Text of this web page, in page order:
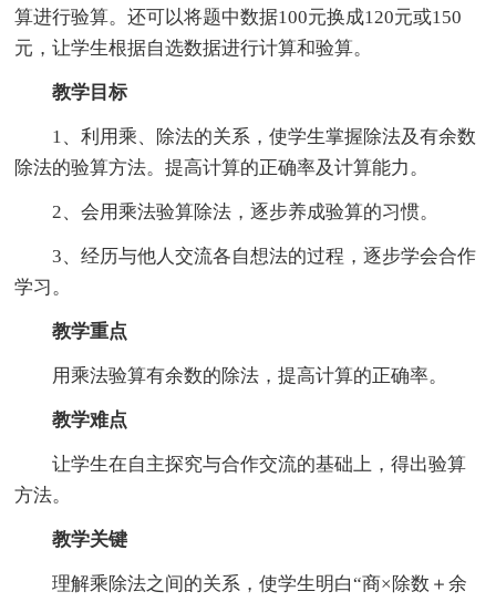
算进行验算。还可以将题中数据100元换成120元或150
元，让学生根据自选数据进行计算和验算。
教学目标
1、利用乘、除法的关系，使学生掌握除法及有余数
除法的验算方法。提高计算的正确率及计算能力。
2、会用乘法验算除法，逐步养成验算的习惯。
3、经历与他人交流各自想法的过程，逐步学会合作
学习。
教学重点
用乘法验算有余数的除法，提高计算的正确率。
教学难点
让学生在自主探究与合作交流的基础上，得出验算
方法。
教学关键
理解乘除法之间的关系，使学生明白“商×除数＋余